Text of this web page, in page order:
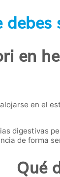
debes
en
en el
digestivas
de forma
Qué